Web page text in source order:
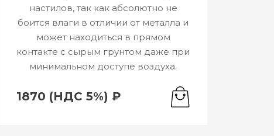
настилов, так как абсолютно не
боится влаги в отличии от металла и
может находиться в прямом
контакте с сырым грунтом даже при
минимальном доступе воздуха.
1870 (НДС 5%) ₽